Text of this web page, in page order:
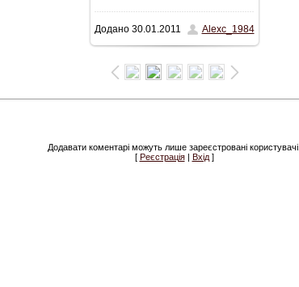
Додано30.01.2011 Alexc_1984
Додавати коментарі можуть лише зареєстровані користувачі.
[ Реєстрація| Вхід]